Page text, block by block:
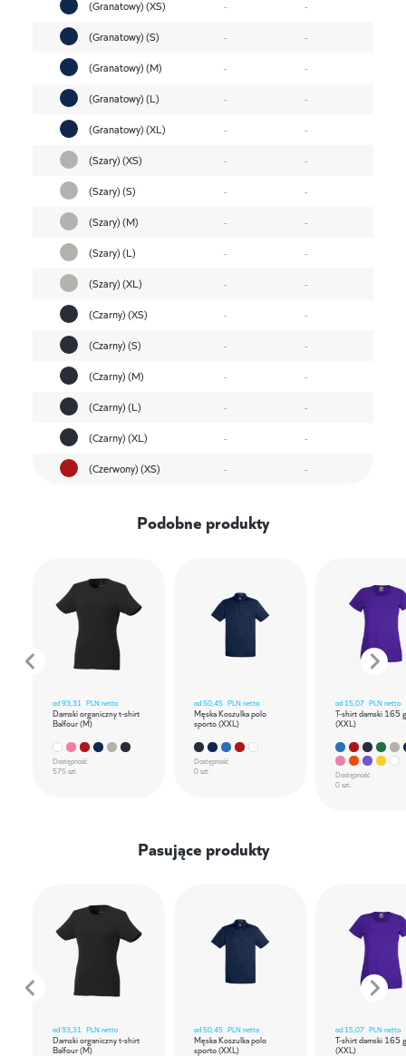
(Granatowy) (XS) -
-
(Granatowy) (S)
-
-
(Granatowy) (M)
-
-
(Granatowy) (L)
-
-
(Granatowy) (XL)
-
-
(Szary) (XS)
-
-
(Szary) (S)
-
-
(Szary) (M)
-
-
(Szary) (L)
-
-
(Szary) (XL)
-
-
(Czarny) (XS)
-
-
(Czarny) (S)
-
-
(Czarny) (M)
-
-
(Czarny) (L)
-
-
(Czarny) (XL)
-
-
(Czerwony) (XS)
- -
Podobne produkty
od93,31 PLN netto
Damski organiczny t-shirt
Balfour (M)
Dostępność
575 szt.
od50,45 PLN netto
Męska Koszulka polo
sporto (XXL)
Dostępność
0 szt.
od 15,07 PLN netto
T-shirt damski 165
(XXL)
Dostępność
0 szt.
Pasujące produkty
od93,31 PLN netto
Damski organiczny t-shirt
Balfour (M)
od50,45 PLN netto
Męska Koszulka polo
sporto (XXL)
od 15,07 PLN netto
T-shirt damski 165
(XXL)